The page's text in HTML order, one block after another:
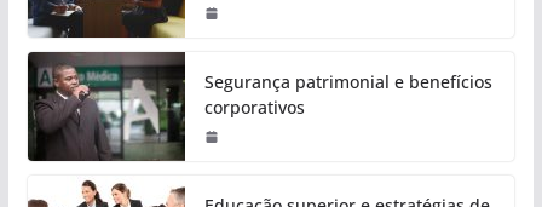
Segurança patrimonial e benefícios
corporativos